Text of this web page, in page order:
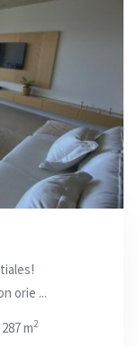
orie ...
287 m2